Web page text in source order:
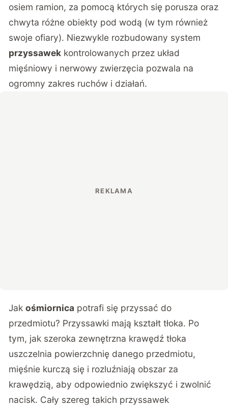
osiem ramion, za pomocą których się porusza oraz
chwyta różne obiekty pod wodą (w tym również
swoje ofiary). Niezwykle rozbudowany system
przyssawek kontrolowanych przez układ
mięśniowy i nerwowy zwierzęcia pozwala na
ogromny zakres ruchów i działań.
Jakośmiornica potrafi się przyssać do
przedmiotu? Przyssawki mają kształt tłoka. Po
tym, jak szeroka zewnętrzna krawędź tłoka
uszczelnia powierzchnię danego przedmiotu,
mięśnie kurczą się i rozluźniają obszar za
krawędzią, aby odpowiednio zwiększyć i zwolnić
nacisk. Cały szereg takich przyssawek